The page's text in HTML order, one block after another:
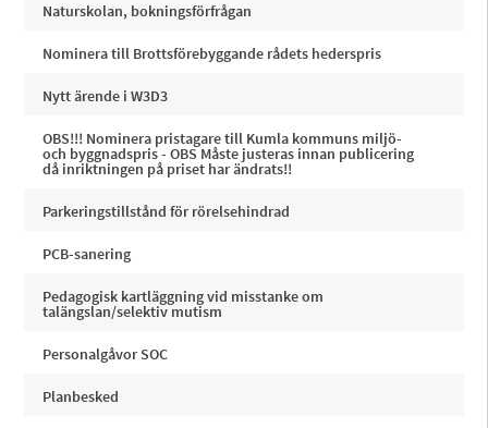
Naturskolan, bokningsförfrågan
Nominera till Brottsförebyggande rådets hederspris
Nytt ärende i W3D3
OBS!!! Nominera pristagare till Kumla kommuns miljö-
och byggnadspris - OBS Måste justeras innan publicering
då inriktningen på priset har ändrats!!
Parkeringstillstånd för rörelsehindrad
PCB-sanering
Pedagogisk kartläggning vid misstanke om
talängslan/selektiv mutism
Personalgåvor SOC
Planbesked